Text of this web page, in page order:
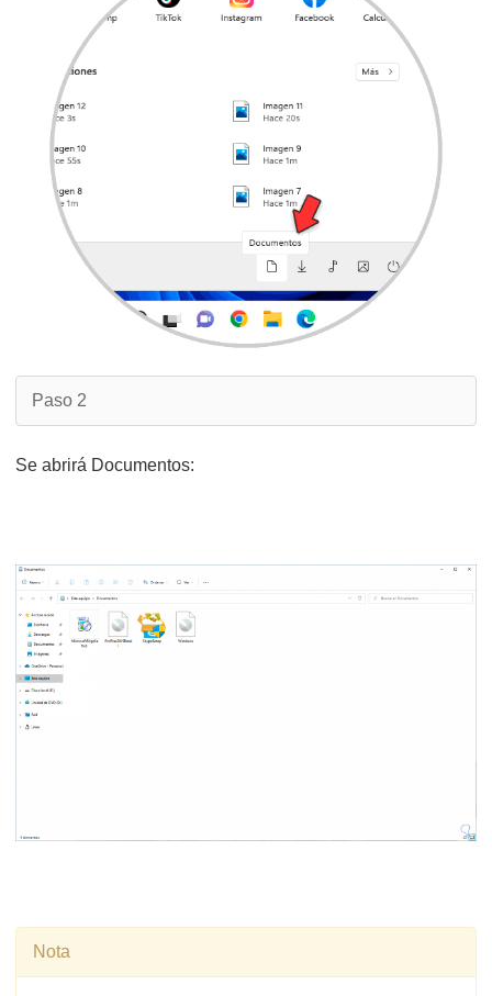
Paso 2
Se abrirá Documentos:
Nota